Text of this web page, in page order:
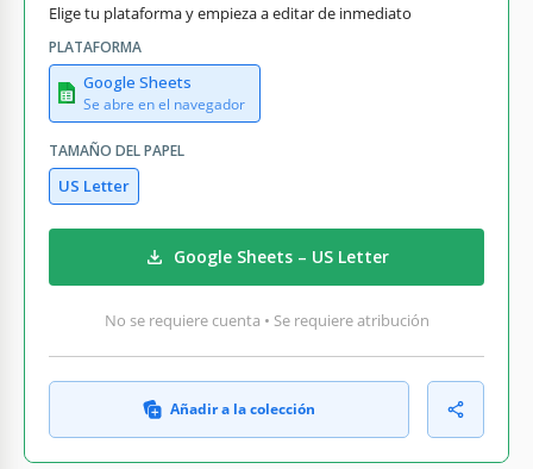
Elige tu plataforma y empieza a editar de inmediato
PLATAFORMA
Google Sheets
Se abre en el navegador
TAMAÑO DEL PAPEL
US Letter
Google Sheets – US Letter
No se requiere cuenta • Se requiere atribución
Añadir a la colección